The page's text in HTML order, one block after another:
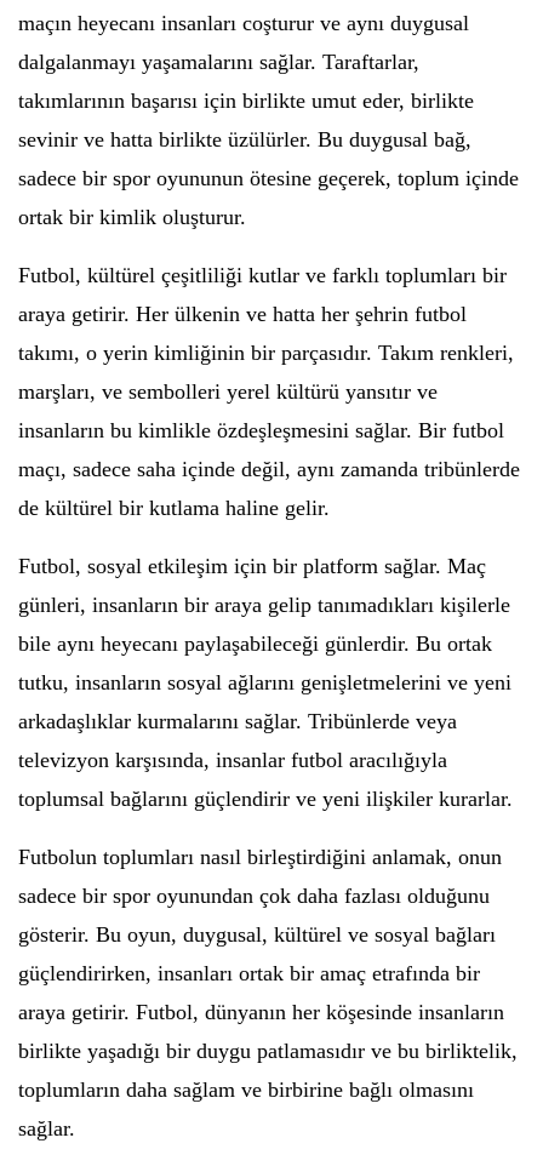
maçın heyecanı insanları coşturur ve aynı duygusal
dalgalanmayı yaşamalarını sağlar. Taraftarlar,
takımlarının başarısı için birlikte umut eder, birlikte
sevinir ve hatta birlikte üzülürler. Bu duygusal bağ,
sadece bir spor oyununun ötesine geçerek, toplum içinde
ortak bir kimlik oluşturur.
Futbol, kültürel çeşitliliği kutlar ve farklı toplumları bir
araya getirir. Her ülkenin ve hatta her şehrin futbol
takımı, o yerin kimliğinin bir parçasıdır. Takım renkleri,
marşları, ve sembolleri yerel kültürü yansıtır ve
insanların bu kimlikle özdeşleşmesini sağlar. Bir futbol
maçı, sadece saha içinde değil, aynı zamanda tribünlerde
de kültürel bir kutlama haline gelir.
Futbol, sosyal etkileşim için bir platform sağlar. Maç
günleri, insanların bir araya gelip tanımadıkları kişilerle
bile aynı heyecanı paylaşabileceği günlerdir. Bu ortak
tutku, insanların sosyal ağlarını genişletmelerini ve yeni
arkadaşlıklar kurmalarını sağlar. Tribünlerde veya
televizyon karşısında, insanlar futbol aracılığıyla
toplumsal bağlarını güçlendirir ve yeni ilişkiler kurarlar.
Futbolun toplumları nasıl birleştirdiğini anlamak, onun
sadece bir spor oyunundan çok daha fazlası olduğunu
gösterir. Bu oyun, duygusal, kültürel ve sosyal bağları
güçlendirirken, insanları ortak bir amaç etrafında bir
araya getirir. Futbol, dünyanın her köşesinde insanların
birlikte yaşadığı bir duygu patlamasıdır ve bu birliktelik,
toplumların daha sağlam ve birbirine bağlı olmasını
sağlar.